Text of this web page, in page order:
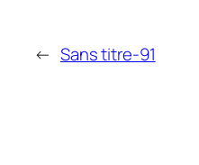
← Sans titre-91